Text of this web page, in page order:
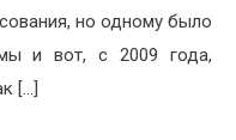
но одному было
и вот, с 2009 года,
[…]